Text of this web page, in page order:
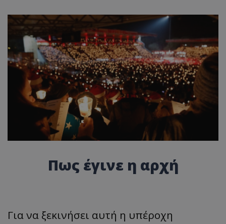
Πως έγινε η αρχή
Για να ξεκινήσει αυτή η υπέροχη